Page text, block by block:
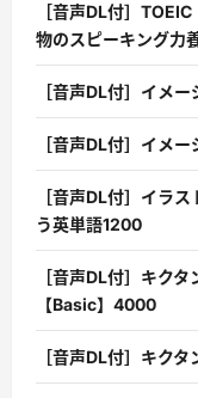
［音声DL付］
物のスピーキング力
［音声DL付］イメー
［音声DL付］イメー
［音声DL付］イラ
う英単語1200
［音声DL付］キク
【Basic】4000
［音声DL付］キクタ